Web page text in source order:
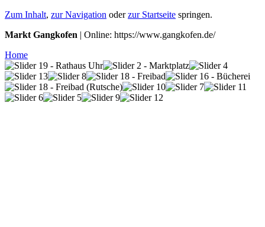
Zum Inhalt, zur Navigation oderzur Startseite springen.
Markt Gangkofen | Online: https://www.gangkofen.de/
Home